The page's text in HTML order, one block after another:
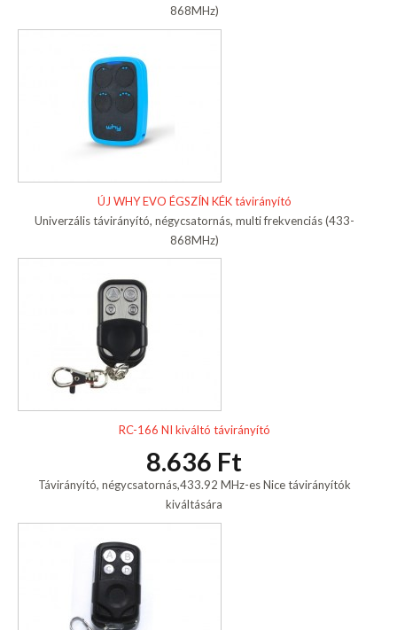
868MHz)
ÚJ WHY EVO ÉGSZÍN KÉK távirányító
Univerzális távirányító, négycsatornás, multi frekvenciás (433-
868MHz)
RC-166 NI kiváltó távirányító
8.636 Ft
Távirányító, négycsatornás,433.92 MHz-es Nice távirányítók
kiváltására